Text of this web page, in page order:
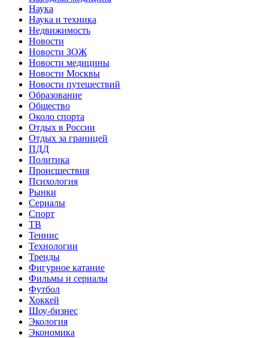
Наука
Наука и техника
Недвижимость
Новости
Новости ЗОЖ
Новости медицины
Новости Москвы
Новости путешествий
Образование
Общество
Около спорта
Отдых в России
Отдых за границей
ПДД
Политика
Происшествия
Психология
Рынки
Сериалы
Спорт
ТВ
Теннис
Технологии
Тренды
Фигурное катание
Фильмы и сериалы
Футбол
Хоккей
Шоу-бизнес
Экология
Экономика